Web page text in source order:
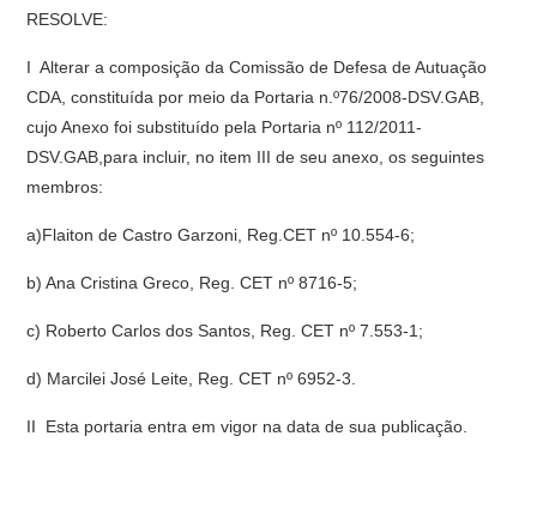
RESOLVE:
I  Alterar a composição da Comissão de Defesa de Autuação 
CDA, constituída por meio da Portaria n.º76/2008-DSV.GAB,
cujo Anexo foi substituído pela Portaria nº 112/2011-
DSV.GAB,para incluir, no item III de seu anexo, os seguintes
membros:
a)Flaiton de Castro Garzoni, Reg.CET nº 10.554-6;
b) Ana Cristina Greco, Reg. CET nº 8716-5;
c) Roberto Carlos dos Santos, Reg. CET nº 7.553-1;
d) Marcilei José Leite, Reg. CET nº 6952-3.
II  Esta portaria entra em vigor na data de sua publicação.